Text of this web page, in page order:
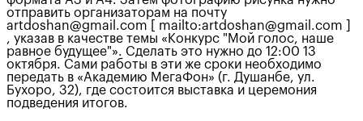
отправить организаторам на почту
artdoshan@gmail.com [ mailto:artdoshan@gmail.com ]
, указав в качестве темы «Конкурс "Мой голос, наше
равное будущее"». Сделать это нужно до 12:00 13
октября. Сами работы в эти же сроки необходимо
передать в «Академию МегаФон» (г. Душанбе, ул.
Бухоро, 32), где состоится выставка и церемония
подведения итогов.